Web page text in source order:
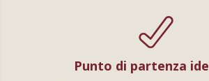
Punto di partenza